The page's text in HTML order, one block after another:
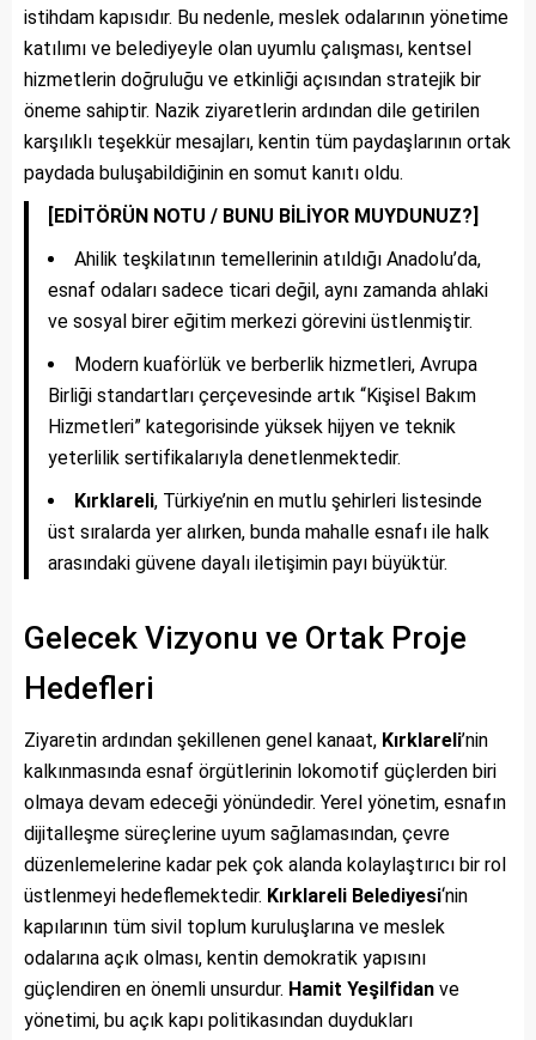
istihdam kapısıdır. Bu nedenle, meslek odalarının yönetime
katılımı ve belediyeyle olan uyumlu çalışması, kentsel
hizmetlerin doğruluğu ve etkinliği açısından stratejik bir
öneme sahiptir. Nazik ziyaretlerin ardından dile getirilen
karşılıklı teşekkür mesajları, kentin tüm paydaşlarının ortak
paydada buluşabildiğinin en somut kanıtı oldu.
[EDİTÖRÜN NOTU / BUNU BİLİYOR MUYDUNUZ?]
Ahilik teşkilatının temellerinin atıldığı Anadolu’da,
esnaf odaları sadece ticari değil, aynı zamanda ahlaki
ve sosyal birer eğitim merkezi görevini üstlenmiştir.
Modern kuaförlük ve berberlik hizmetleri, Avrupa
Birliği standartları çerçevesinde artık “Kişisel Bakım
Hizmetleri” kategorisinde yüksek hijyen ve teknik
yeterlilik sertifikalarıyla denetlenmektedir.
Kırklareli, Türkiye’nin en mutlu şehirleri listesinde
üst sıralarda yer alırken, bunda mahalle esnafı ile halk
arasındaki güvene dayalı iletişimin payı büyüktür.
Gelecek Vizyonu ve Ortak Proje
Hedefleri
Ziyaretin ardından şekillenen genel kanaat, Kırklareli’nin
kalkınmasında esnaf örgütlerinin lokomotif güçlerden biri
olmaya devam edeceği yönündedir. Yerel yönetim, esnafın
dijitalleşme süreçlerine uyum sağlamasından, çevre
düzenlemelerine kadar pek çok alanda kolaylaştırıcı bir rol
üstlenmeyi hedeflemektedir. Kırklareli Belediyesi‘nin
kapılarının tüm sivil toplum kuruluşlarına ve meslek
odalarına açık olması, kentin demokratik yapısını
güçlendiren en önemli unsurdur. Hamit Yeşilfidan ve
yönetimi, bu açık kapı politikasından duydukları